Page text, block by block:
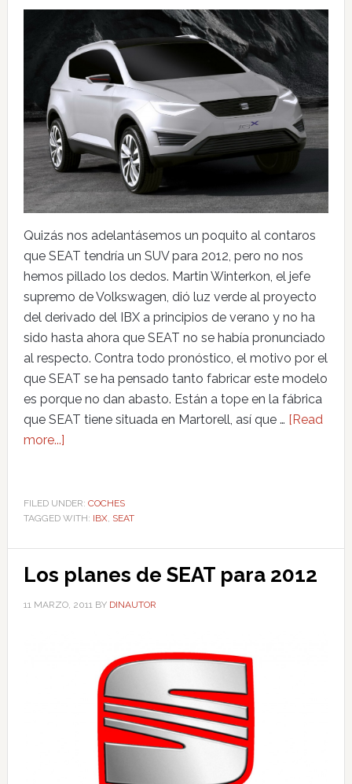
Quizás nos adelantásemos un poquito al contaros
que SEAT tendría un SUV para 2012, pero no nos
hemos pillado los dedos. Martin Winterkon, el jefe
supremo de Volkswagen, dió luz verde al proyecto
del derivado del IBX a principios de verano y no ha
sido hasta ahora que SEAT no se había pronunciado
al respecto. Contra todo pronóstico, el motivo por el
que SEAT se ha pensado tanto fabricar este modelo
es porque no dan abasto. Están a tope en la fábrica
que SEAT tiene situada en Martorell, así que … [Read
more...]
FILED UNDER: COCHES
TAGGED WITH: IBX, SEAT
Los planes de SEAT para 2012
11 MARZO, 2011BY DINAUTOR